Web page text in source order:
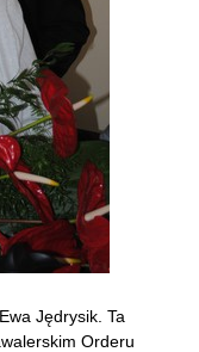
Jędrysik. Ta
Orderu